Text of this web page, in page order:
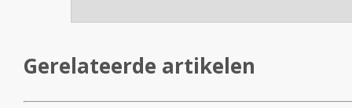
Gerelateerde artikelen